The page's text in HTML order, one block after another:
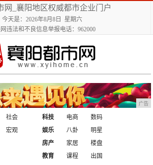
网_襄阳地区权威都市企业门户
今天是：2026年8月8日 星期六
违法和不良信息举报电话：962000
广告
社会
宏观
科技 电商
数码
娱乐
八卦
明星
房产 家居
楼盘
教育
课程
出国